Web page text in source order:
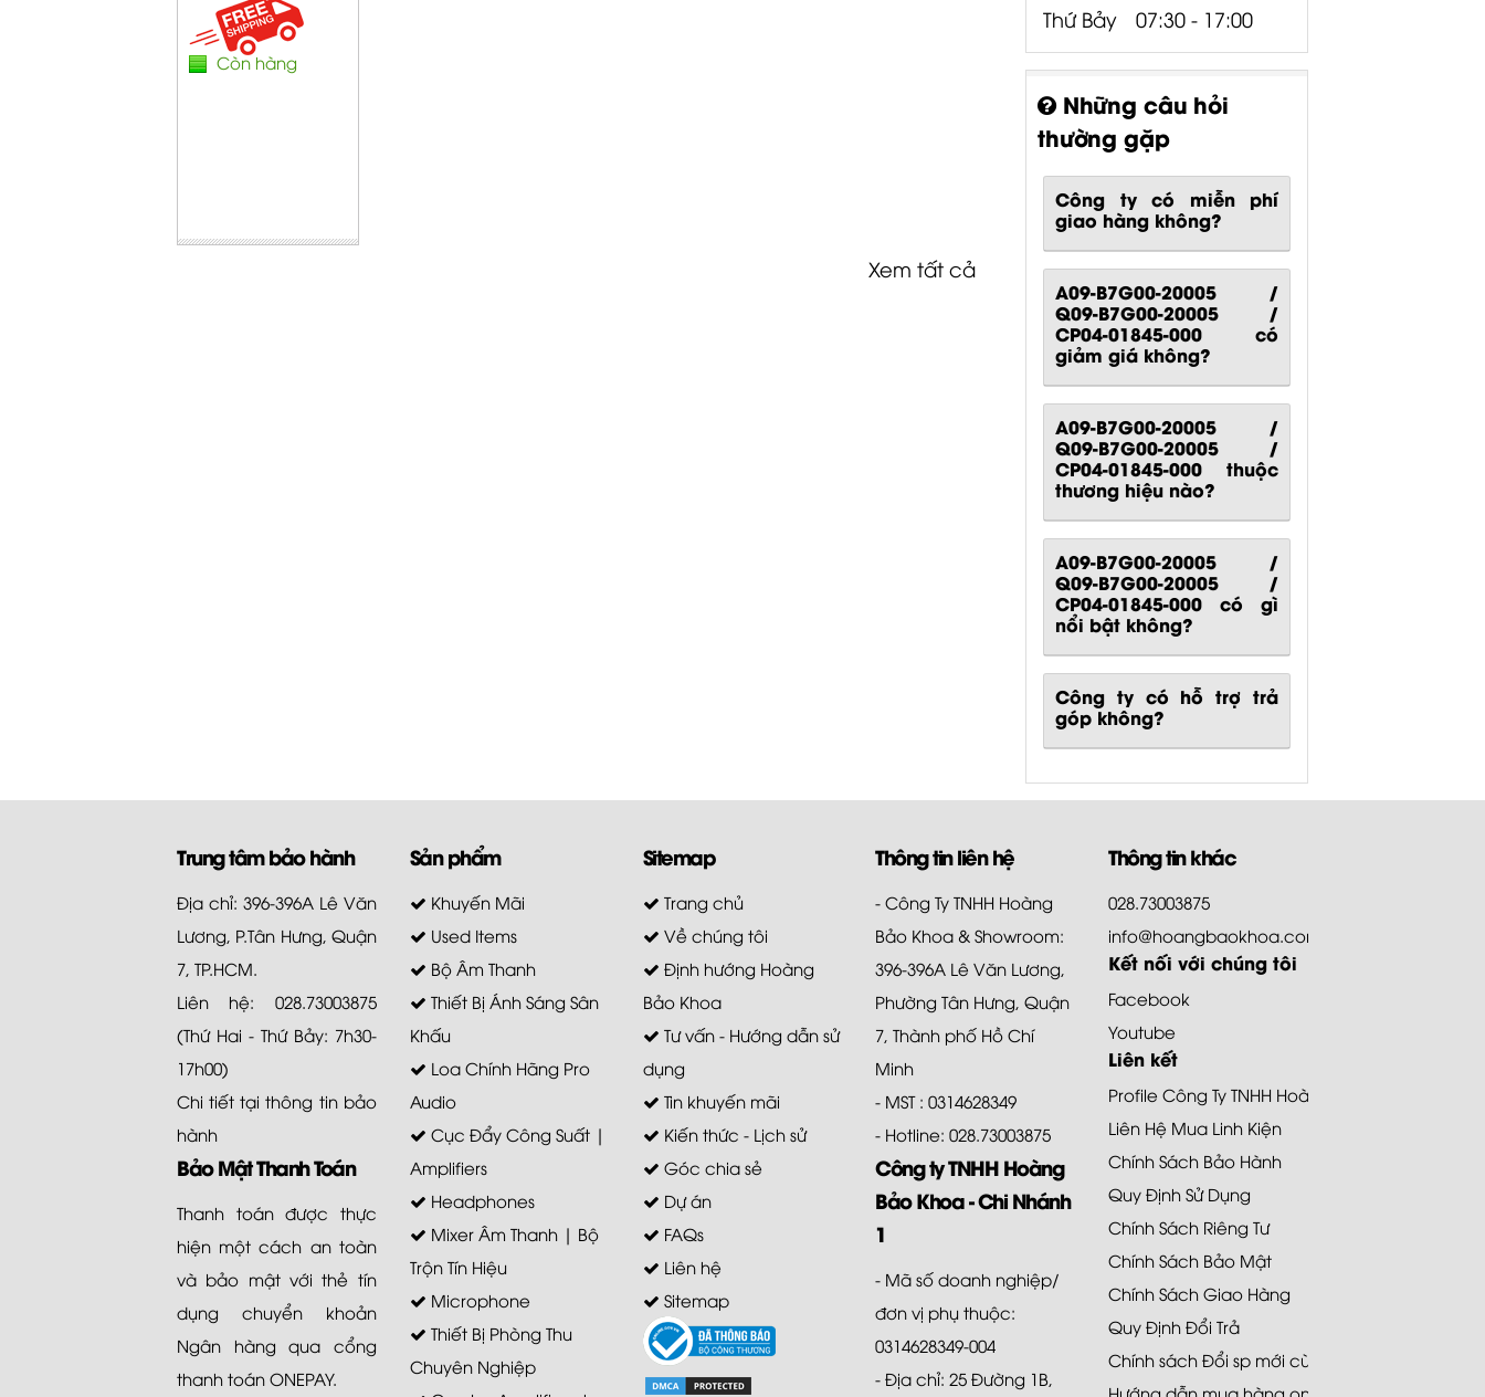
Còn hàng
Xem tất cả
Thứ Bảy
07:30 - 17:00
Những câu hỏi
thường gặp
Công ty có miễn phí
giao hàng không?
A09-B7G00-20005 /
Q09-B7G00-20005 /
CP04-01845-000 có
giảm giá không?
A09-B7G00-20005 /
Q09-B7G00-20005 /
CP04-01845-000 thuộc
thương hiệu nào?
A09-B7G00-20005 /
Q09-B7G00-20005 /
CP04-01845-000 có gì
nổi bật không?
Công ty có hỗ trợ trả
góp không?
Trung tâm bảo hành
Địa chỉ: 396-396A Lê Văn
Lương, P.Tân Hưng, Quận
7, TP.HCM.
Liên hệ: 028.73003875
(Thứ Hai - Thứ Bảy: 7h30-
17h00)
Chi tiết tạithông tin bảo
hành
Bảo Mật Thanh Toán
Thanh toán được thực
hiện một cách an toàn
và bảo mật với thẻ tín
dụng chuyển khoản
Ngân hàng qua cổng
thanh toán ONEPAY.
Sản phẩm
Khuyến Mãi
Used Items
Bộ Âm Thanh
Thiết Bị Ánh Sáng Sân
Khấu
Loa Chính Hãng Pro
Audio
Cục Đẩy Công Suất |
Amplifiers
Headphones
Mixer Âm Thanh | Bộ
Trộn Tín Hiệu
Microphone
Thiết Bị Phòng Thu
Chuyên Nghiệp
Sitemap
Trang chủ
Về chúng tôi
Định hướng Hoàng
Bảo Khoa
Tư vấn - Hướng dẫn sử
dụng
Tin khuyến mãi
Kiến thức - Lịch sử
Góc chia sẻ
Dự án
FAQs
Liên hệ
Sitemap
Thông tin liên hệ
- Công Ty TNHH Hoàng
Bảo Khoa & Showroom:
396-396A Lê Văn Lương,
Phường Tân Hưng, Quận
7, Thành phố Hồ Chí
Minh
- MST : 0314628349
- Hotline: 028.73003875
Công ty TNHH Hoàng
Bảo Khoa - Chi Nhánh
1
- Mã số doanh nghiệp/
đơn vị phụ thuộc:
0314628349-004
- Địa chỉ: 25 Đường 1B,
Thông tin khác
028.73003875
info@hoangbaokhoa.com
Kết nối với chúng tôi
Facebook
Youtube
Liên kết
Profile Công Ty TNHH Hoàng Bảo Khoa
Liên Hệ Mua Linh Kiện
Chính Sách Bảo Hành
Quy Định Sử Dụng
Chính Sách Riêng Tư
Chính Sách Bảo Mật
Chính Sách Giao Hàng
Quy Định Đổi Trả
Chính sách Đổi sp mới cùng loại 48H
Hướng dẫn mua hàng online